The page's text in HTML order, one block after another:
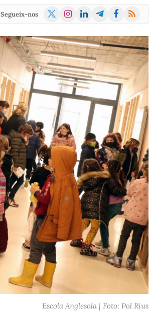
Segueix-nos
X
Instagram
LinkedInTelegramFacebook
RSS
Escola Anglesola | Foto: Pol Rius